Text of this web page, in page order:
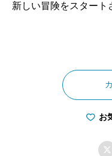
新しい冒険をスタート
お
